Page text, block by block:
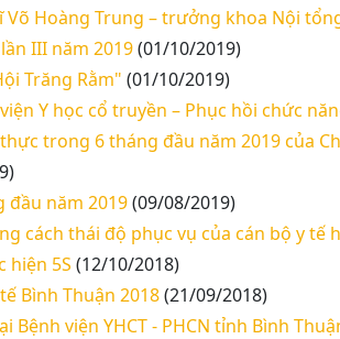
Võ Hoàng Trung – trưởng khoa Nội
III năm 2019(01/10/2019)
Trăng Rằm" (01/10/2019)
Y học cổ truyền – Phục hồi chức
trong 6 tháng đầu năm 2019 của
đầu năm 2019(09/08/2019)
cách thái độ phục vụ của cán bộ y
hiện 5S (12/10/2018)
Bình Thuận 2018(21/09/2018)
Bệnh viện YHCT - PHCN tỉnh Bình